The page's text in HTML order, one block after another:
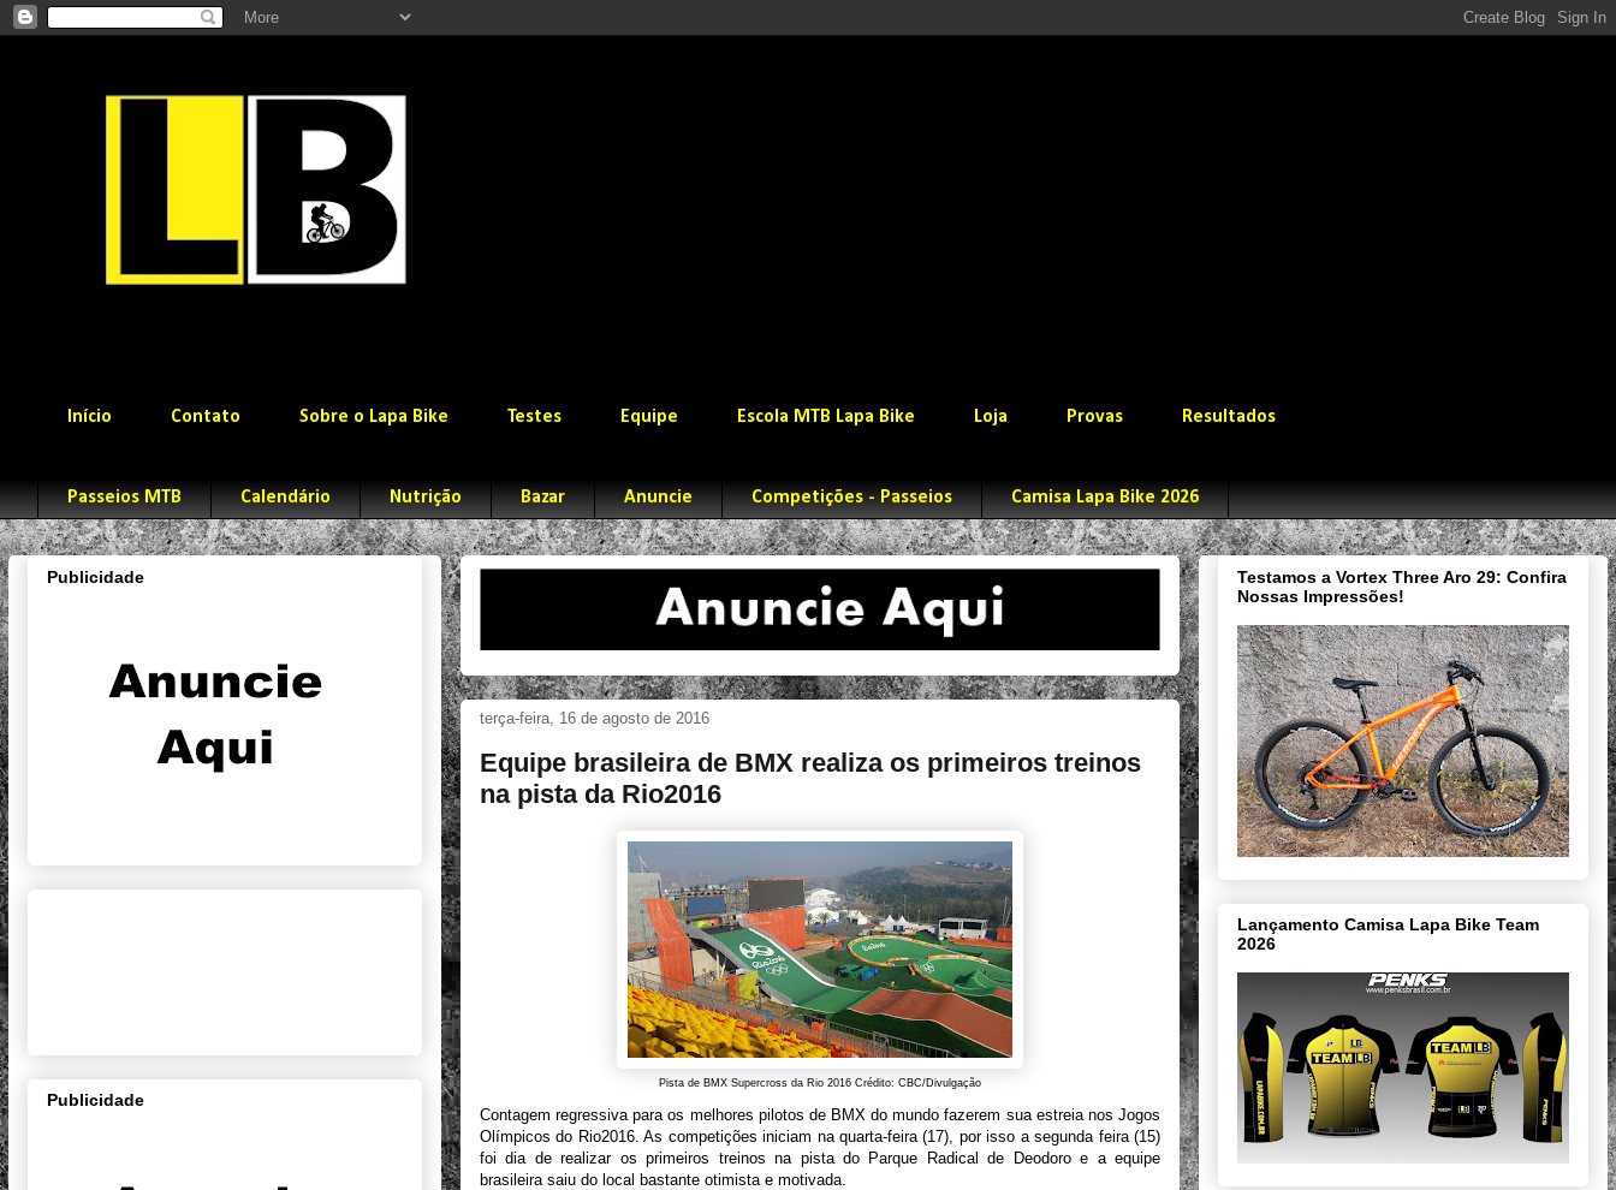
Início Contato Sobre o Lapa Bike Testes Equipe Escola MTB Lapa Bike Loja Provas Resultados
Passeios MTB Calendário Nutrição Bazar Anuncie Competições - Passeios Camisa Lapa Bike 2026
terça-feira, 16 de agosto de 2016
Equipe brasileira de BMX realiza os primeiros treinos
na pista da Rio2016
Pista de BMX Supercross da Rio 2016 Crédito: CBC/Divulgação
Contagem regressiva para os melhores pilotos de BMX do mundo fazerem sua estreia nos Jogos
Olímpicos do Rio2016. As competições iniciam na quarta-feira (17), por isso a segunda feira (15)
foi dia de realizar os primeiros treinos na pista do Parque Radical de Deodoro e a equipe
brasileira saiu do local bastante otimista e motivada.
Publicidade
Publicidade
Testamos a Vortex Three Aro 29: Confira
Nossas Impressões!
Lançamento Camisa Lapa Bike Team
2026